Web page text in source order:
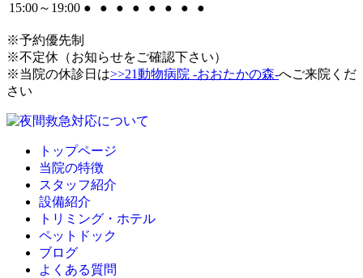
15:00～19:00 ● ● ● ● ● ● ● ●
※予約優先制
※不定休（お知らせをご確認下さい）
※当院の休診日は>>21動物病院 -おおたかの森-へご来院くだ
さい
トップページ
当院の特徴
スタッフ紹介
設備紹介
トリミング・ホテル
ペットドック
ブログ
よくある質問